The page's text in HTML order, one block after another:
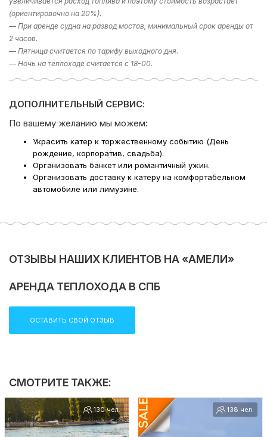
Поделиться:
(ориентировочно на 20%).
— При аренде судна на развод мостов, минимальный срок аренды от
2 часов.
— Пятница считается по тарифу выходного дня.
— Ночь на теплоходе считается с 18-00.
ДОПОЛНИТЕЛЬНЫЙ СЕРВИС:
По вашему желанию мы можем:
Украсить катер к торжественному событию (День
рождение, корпоратив, свадьба).
Организовать банкет или романтичный ужин.
Организовать доставку к катеру на комфортабельном
автомобиле или лимузине.
ОТЗЫВЫ НАШИХ КЛИЕНТОВ НА «АМЕЛИ»
АРЕНДА ТЕПЛОХОДА В СПБ
ОСТАВИТЬ СВОЙ ОТЗЫВ
СМОТРИТЕ ТАКЖЕ:
130 чел. 138 чел.